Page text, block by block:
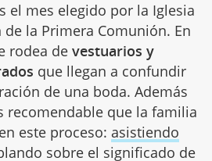
el mes elegido por la Iglesia
la Primera Comunión. En
rodea de vestuarios y
que llegan a confundir
de una boda. Además
recomendable que la familia
este proceso: asistiendo
sobre el significado de